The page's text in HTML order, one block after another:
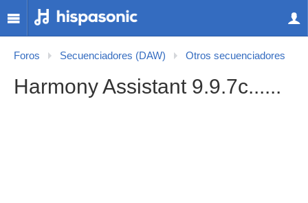
Foros Secuenciadores (DAW) Otros secuenciadores
Harmony Assistant 9.9.7c......